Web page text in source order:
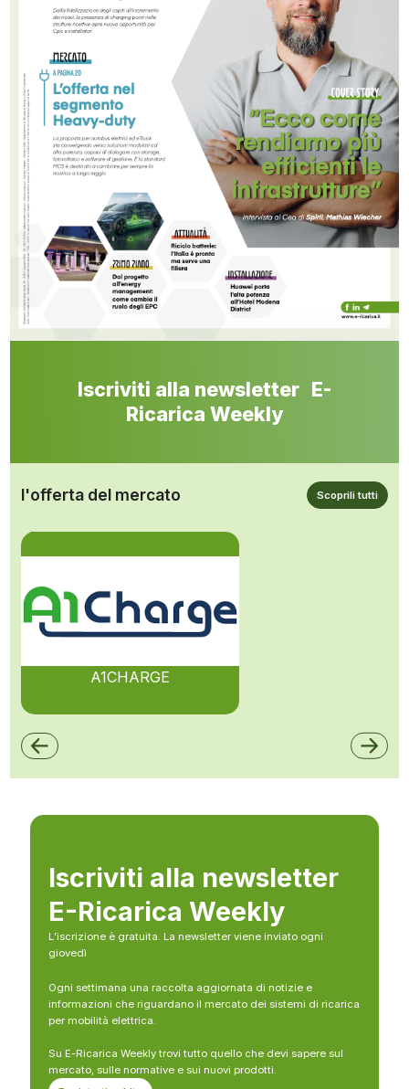
Iscriviti alla newsletter E-
Ricarica Weekly
l'offerta del mercato Scoprili tutti
A1CHARGE
Iscriviti alla newsletter
E-Ricarica Weekly
L’iscrizione è gratuita. La newsletter viene inviato ogni
giovedì
Ogni settimana una raccolta aggiornata di notizie e
informazioni che riguardano il mercato dei sistemi di ricarica
per mobilità elettrica.
Su E-Ricarica Weekly trovi tutto quello che devi sapere sul
mercato, sulle normative e sui nuovi prodotti.